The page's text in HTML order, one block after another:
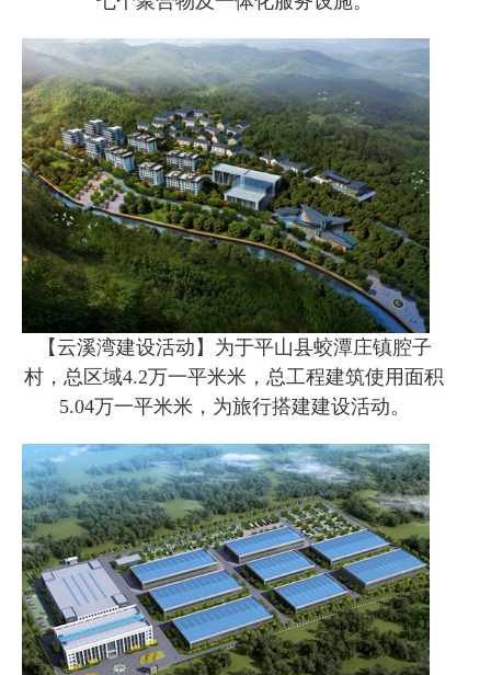
【云溪湾建设活动】为于平山县蛟潭庄镇腔子
村，总区域4.2万一平米米，总工程建筑使用面积
5.04万一平米米，为旅行搭建建设活动。